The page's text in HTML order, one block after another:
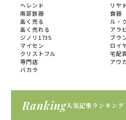
ヘレンド
リヤ
南部鉄器
食器
高く売る
ル・
高く売れる
アラ
ジノリ1735
ブラ
マイセン
ロイ
クリストフル
宅配
専門店
アウ
バカラ
Ranking人気記事ランキング